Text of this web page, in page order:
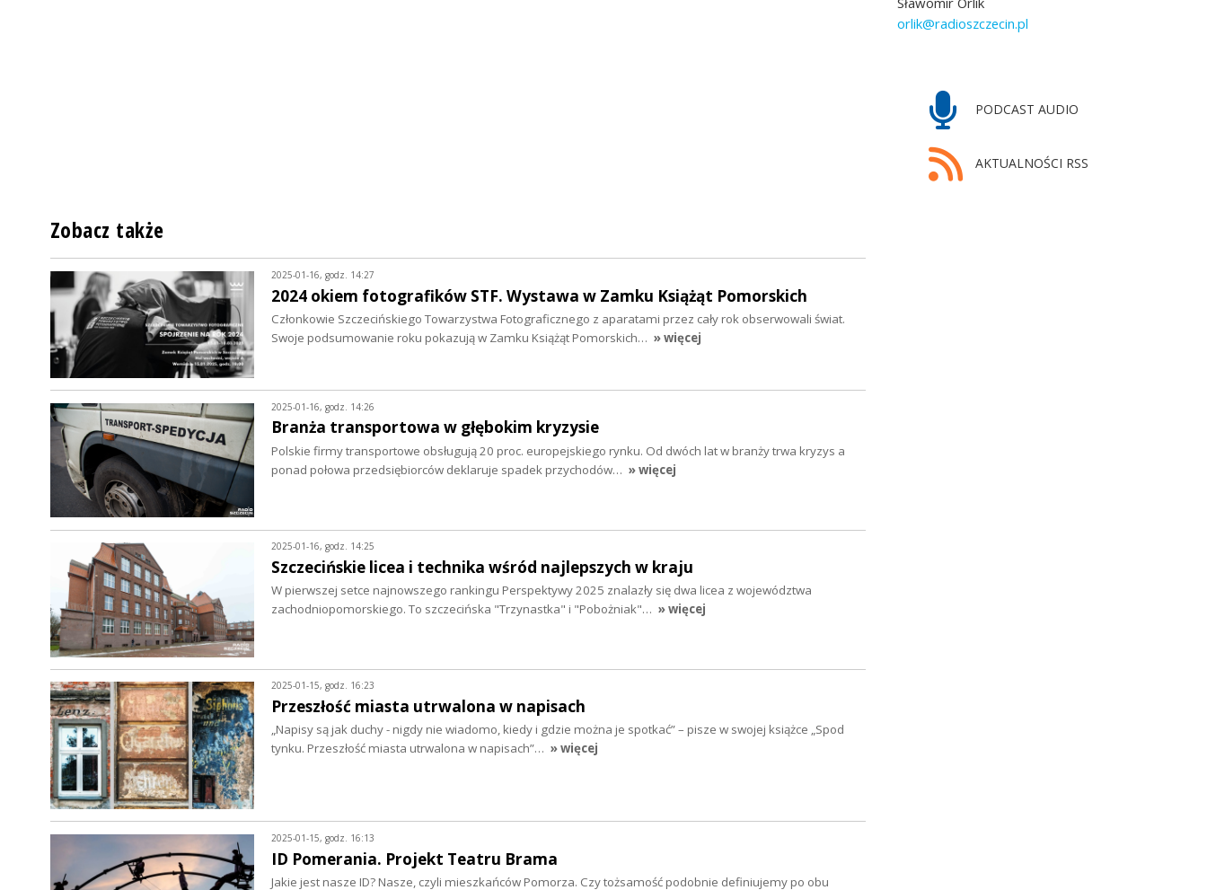
orlik@radioszczecin.pl
PODCAST AUDIO
AKTUALNOŚCI RSS
Zobacz także
2025-01-16, godz. 14:27
2024 okiem fotografików STF. Wystawa w Zamku Książąt Pomorskich
Członkowie Szczecińskiego Towarzystwa Fotograficznego z aparatami przez cały rok obserwowali świat.
Swoje podsumowanie roku pokazują w Zamku Książąt Pomorskich… » więcej
2025-01-16, godz. 14:26
Branża transportowa w głębokim kryzysie
Polskie firmy transportowe obsługują 20 proc. europejskiego rynku. Od dwóch lat w branży trwa kryzys a
ponad połowa przedsiębiorców deklaruje spadek przychodów… » więcej
2025-01-16, godz. 14:25
Szczecińskie licea i technika wśród najlepszych w kraju
W pierwszej setce najnowszego rankingu Perspektywy 2025 znalazły się dwa licea z województwa
zachodniopomorskiego. To szczecińska "Trzynastka" i "Pobożniak"… » więcej
2025-01-15, godz. 16:23
Przeszłość miasta utrwalona w napisach
„Napisy są jak duchy - nigdy nie wiadomo, kiedy i gdzie można je spotkać” – pisze w swojej książce „Spod
tynku. Przeszłość miasta utrwalona w napisach”… » więcej
2025-01-15, godz. 16:13
ID Pomerania. Projekt Teatru Brama
Jakie jest nasze ID? Nasze, czyli mieszkańców Pomorza. Czy tożsamość podobnie definiujemy po obu